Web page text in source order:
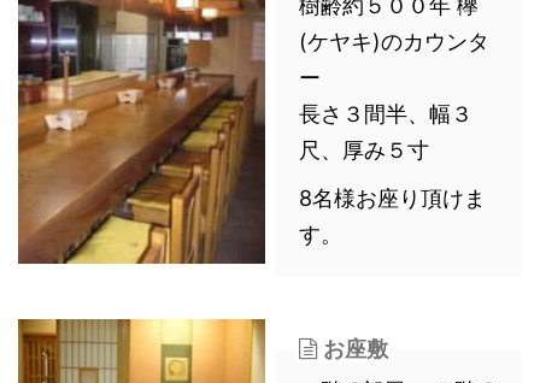
樹齢約５００年 欅
(ケヤキ)のカウンタ
ー
長さ３間半、幅３
尺、厚み５寸
8名様お座り頂けま
す。
お座敷